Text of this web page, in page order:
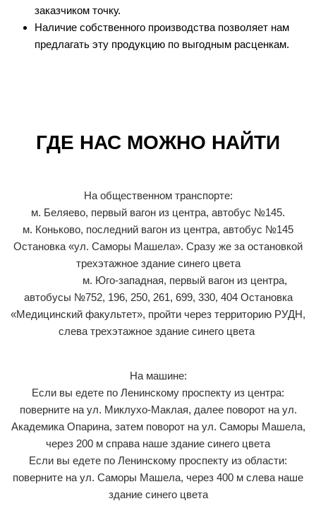
заказчиком точку.
Наличие собственного производства позволяет нам
предлагать эту продукцию по выгодным расценкам.
ГДЕ НАС МОЖНО НАЙТИ
На общественном транспорте:
м. Беляево, первый вагон из центра, автобус №145.
м. Коньково, последний вагон из центра, автобус №145
Остановка «ул. Саморы Машела». Сразу же за остановкой
трехэтажное здание синего цвета
м. Юго-западная, первый вагон из центра,
автобусы №752, 196, 250, 261, 699, 330, 404 Остановка
«Медицинский факультет», пройти через территорию РУДН,
слева трехэтажное здание синего цвета
На машине:
Если вы едете по Ленинскому проспекту из центра:
поверните на ул. Миклухо-Маклая, далее поворот на ул.
Академика Опарина, затем поворот на ул. Саморы Машела,
через 200 м справа наше здание синего цвета
Если вы едете по Ленинскому проспекту из области:
поверните на ул. Саморы Машела, через 400 м слева наше
здание синего цвета